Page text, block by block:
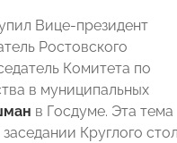
Вице-президент
Ростовского
Комитета по
в муниципальных
в Госдуме. Эта тема
Круглого